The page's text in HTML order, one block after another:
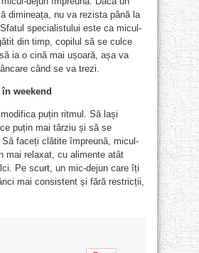
dimineața, nu va rezista până la
specialistului este ca micul-
din timp, copilul să se culce
ia o cină mai ușoară, așa va
când se va trezi.
weekend
puțin ritmul. Să lași
puțin mai târziu și să se
faceți clătite împreună, micul-
mai relaxat, cu alimente atât
Pe scurt, un mic-dejun care îți
mai consistent și fără restricții,